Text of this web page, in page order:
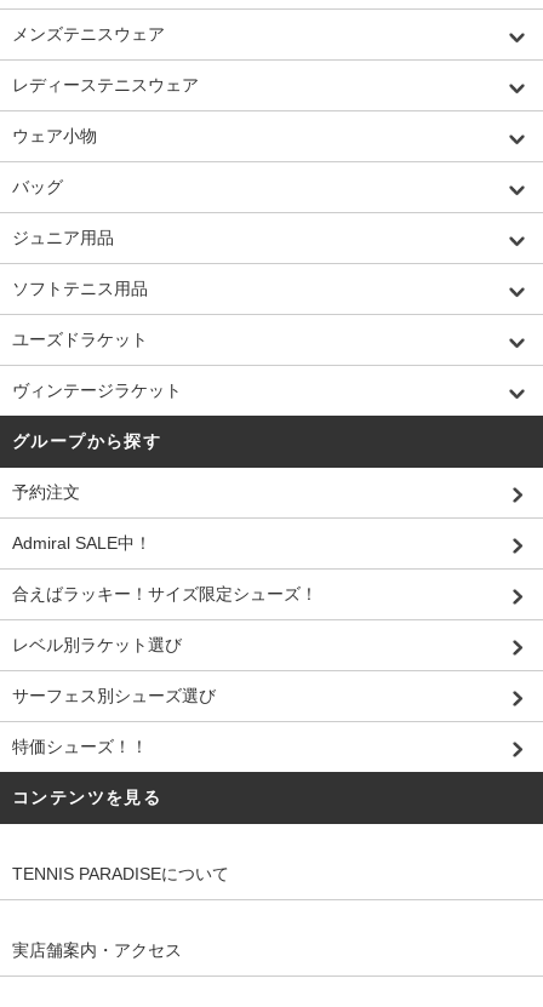
メンズテニスウェア
レディーステニスウェア
ウェア小物
バッグ
ジュニア用品
ソフトテニス用品
ユーズドラケット
ヴィンテージラケット
グループから探す
予約注文
Admiral SALE中！
合えばラッキー！サイズ限定シューズ！
レベル別ラケット選び
サーフェス別シューズ選び
特価シューズ！！
コンテンツを見る
TENNIS PARADISEについて
実店舗案内・アクセス